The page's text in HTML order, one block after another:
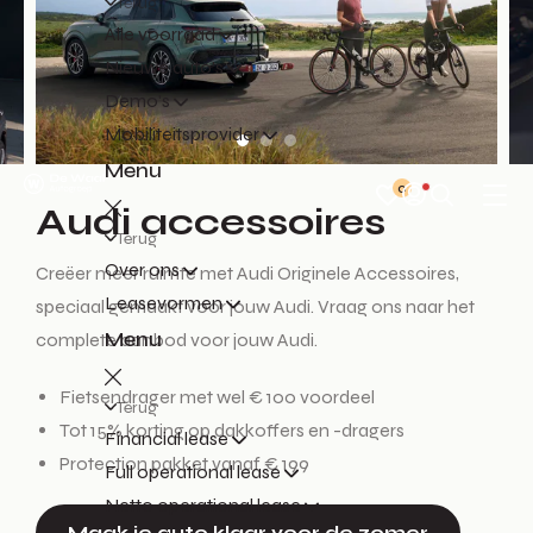
Alle voorraad
Nieuwe auto's
Demo's
Mobiliteitsprovider
Menu
Terug
Over ons
Leasevormen
Menu
Terug
Financial lease
Full operational lease
Netto operational lease
0
Audi accessoires
Creëer meer ruimte met Audi Originele Accessoires,
speciaal gemaakt voor jouw Audi. Vraag ons naar het
complete aanbod voor jouw Audi.
Fietsendrager met wel € 100 voordeel
Tot 15% korting op dakkoffers en -dragers
Protection pakket vanaf € 199